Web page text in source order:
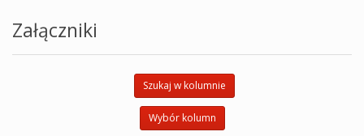
Załączniki
Szukaj w kolumnie
Wybór kolumn